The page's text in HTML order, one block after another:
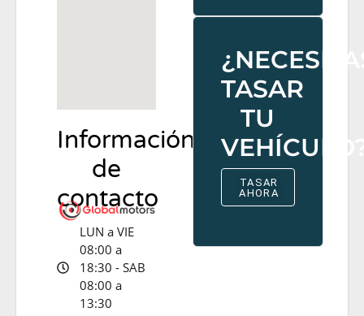
Información
de
contacto
LUN a VIE
08:00 a
18:30 - SAB
08:00 a
13:30
TASAR
TU
TASAR
AHORA